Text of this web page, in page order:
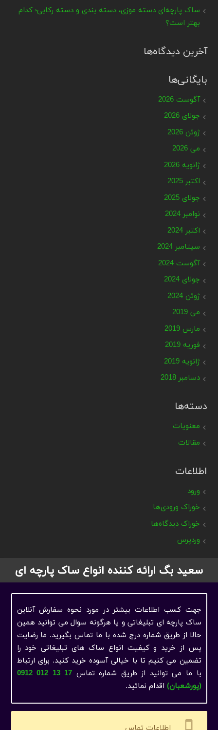
ساک پارچه‌ای دسته موزی، دسته بندی و دسته رکابی؛ کدام
بهتر است؟
آخرین دیدگاه‌ها
بایگانی‌ها
آگوست 2026
جولای 2026
ژوئن 2026
می 2026
ژانویه 2026
اکتبر 2025
جولای 2025
نوامبر 2024
اکتبر 2024
سپتامبر 2024
آگوست 2024
جولای 2024
ژوئن 2024
می 2019
مارس 2019
فوریه 2019
ژانویه 2019
دسامبر 2018
دسته‌ها
معنویات
مقالات
اطلاعات
ورود
خوراک ورودی‌ها
خوراک دیدگاه‌ها
وردپرس
سعید بگ ارائه کننده انواع ساک پارچه ای
جهت کسب اطلاعات بیشتر در مورد نحوه سفارش آنلاین
ساک پارچه ای تبلیغاتی و یا هرگونه سوال می توانید همین
حالا از طریق شماره درج شده با ما تماس بگیرید. ما رضایت
پس از خرید و کیفیت انواع ساک های تبلیغاتی خود را
تضمین می کنیم تا با خیالی آسوده خرید کنید. برای ارتباط
با ما می ‌توانید از طریق شماره تماس
17 13 012 0912
(پورشعبان) اقدام نمائید.
settings_cell